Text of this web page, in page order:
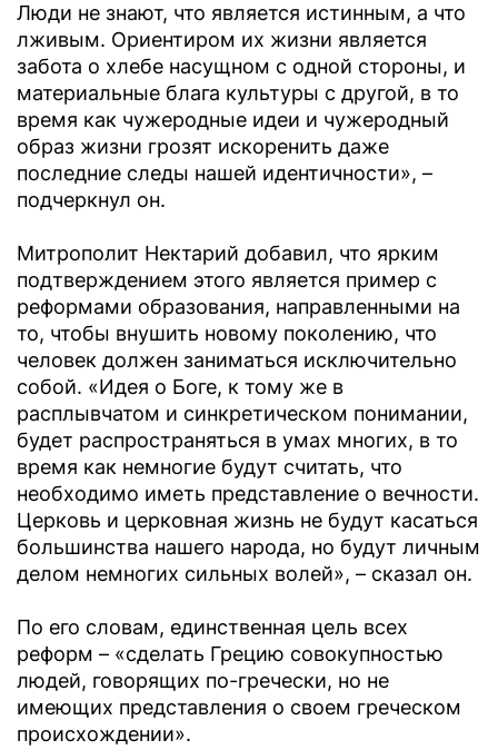
Люди не знают, что является истинным, а что
лживым. Ориентиром их жизни является
забота о хлебе насущном с одной стороны, и
материальные блага культуры с другой, в то
время как чужеродные идеи и чужеродный
образ жизни грозят искоренить даже
последние следы нашей идентичности», –
подчеркнул он.
Митрополит Нектарий добавил, что ярким
подтверждением этого является пример с
реформами образования, направленными на
то, чтобы внушить новому поколению, что
человек должен заниматься исключительно
собой. «Идея о Боге, к тому же в
расплывчатом и синкретическом понимании,
будет распространяться в умах многих, в то
время как немногие будут считать, что
необходимо иметь представление о вечности.
Церковь и церковная жизнь не будут касаться
большинства нашего народа, но будут личным
делом немногих сильных волей», – сказал он.
По его словам, единственная цель всех
реформ – «сделать Грецию совокупностью
людей, говорящих по-гречески, но не
имеющих представления о своем греческом
происхождении».